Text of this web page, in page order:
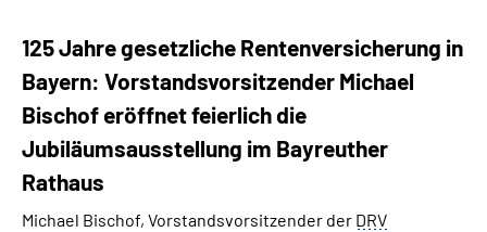
125 Jahre gesetzliche Rentenversicherung in
Bayern: Vorstandsvorsitzender Michael
Bischof eröffnet feierlich die
Jubiläumsausstellung im Bayreuther
Rathaus
Michael Bischof, Vorstandsvorsitzender der DRV